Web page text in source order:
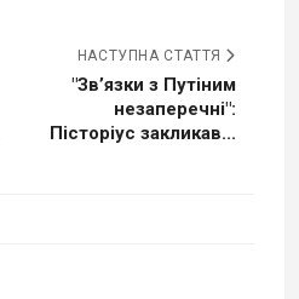
НАСТУПНА СТАТТЯ
"Зв’язки з Путіним
незаперечні":
Пісторіус закликав...